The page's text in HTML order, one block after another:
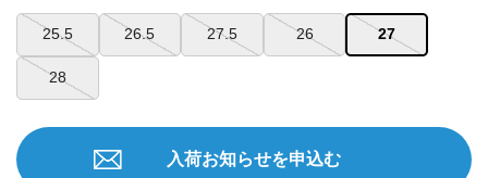
25.5 26.5 27.5 26 27
28
入荷お知らせを申込む